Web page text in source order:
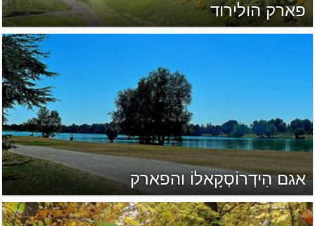
פארק הולירוד
אגם הִידְרוֹסְקָאלוֹ והפארק